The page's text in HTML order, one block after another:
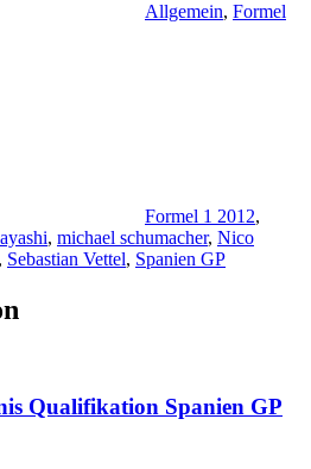
Allgemein, Formel
Formel 1 2012,
, michael schumacher, Nico
, Sebastian Vettel, Spanien GP
Qualifikation Spanien GP